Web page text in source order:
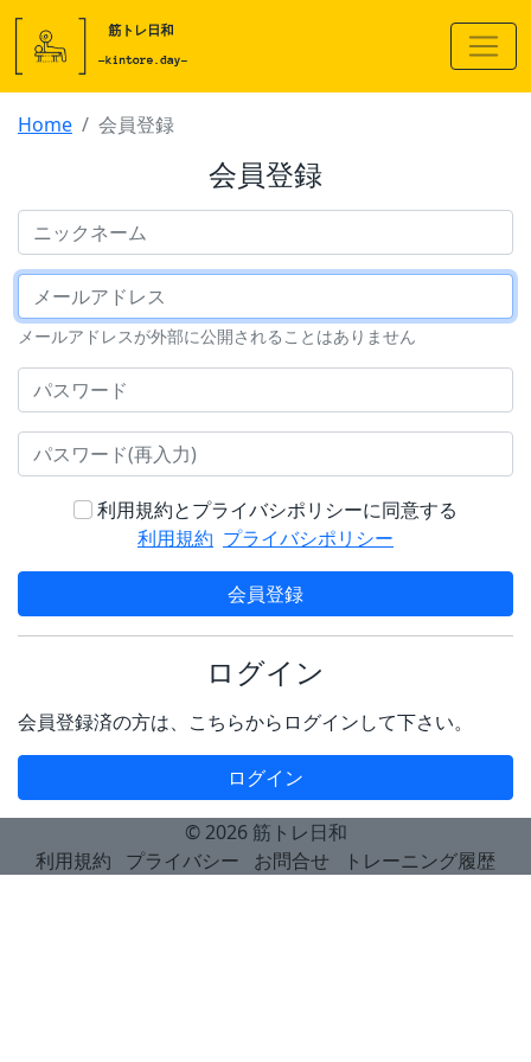
Home 会員登録
会員登録
メールアドレスが外部に公開されることはありません
利用規約とプライバシポリシーに同意する
利用規約 プライバシポリシー
会員登録
ログイン
会員登録済の方は、こちらからログインして下さい。
ログイン
© 2026 筋トレ日和
利用規約
プライバシー お問合せ トレーニング履歴